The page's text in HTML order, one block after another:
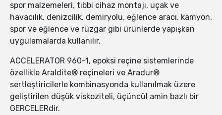
spor malzemeleri, tıbbi cihaz montajı, uçak ve
havacılık, denizcilik, demiryolu, eğlence aracı, kamyon,
spor ve eğlence ve rüzgar gibi ürünlerde yapışkan
uygulamalarda kullanılır.
ACCELERATOR 960-1, epoksi reçine sistemlerinde
özellikle Araldite® reçineleri ve Aradur®
sertleştiricilerle kombinasyonda kullanılmak üzere
geliştirilen düşük viskoziteli, üçüncül amin bazlı bir
GERCELERdir.